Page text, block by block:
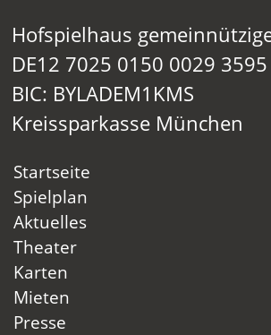
Hofspielhaus
DE12 7025 0150 0029
BIC: BYLADEM1KMS
Kreissparkasse München
Startseite
Spielplan
Aktuelles
Theater
Karten
Mieten
Presse